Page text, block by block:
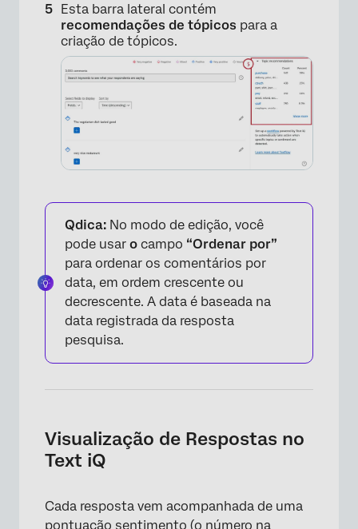
Esta barra lateral contém
recomendações de tópicos para a
criação de tópicos.
Qdica: No modo de edição, você
pode usar o campo “Ordenar por”
para ordenar os comentários por
data, em ordem crescente ou
decrescente. A data é baseada na
data registrada da resposta
pesquisa.
Visualização de Respostas no
Text iQ
Cada resposta vem acompanhada de uma
pontuação sentimento (o número na